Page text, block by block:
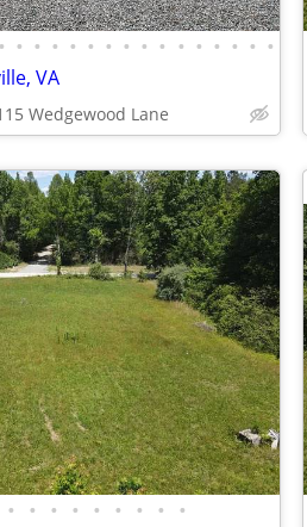
• • • • • • • • • • • • • • • •
VA
Wedgewood Lane
• • • • • • • • •